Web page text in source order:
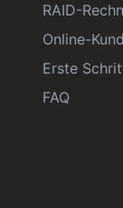
RAID-
Online-
Erste
FAQ